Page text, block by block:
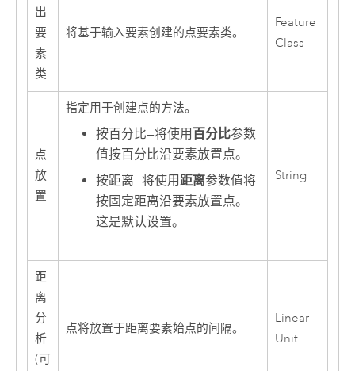
出
要
素
类
将基于输入要素创建的点要素类。
Feature
Class
点
放
置
指定用于创建点的方法。
按百分比—将使用 百分比参数
值按百分比沿要素放置点。
按距离—将使用距离参数值将
按固定距离沿要素放置点。
这是默认设置。
String
距
离
分
析
(可
点将放置于距离要素始点的间隔。
Linear
Unit